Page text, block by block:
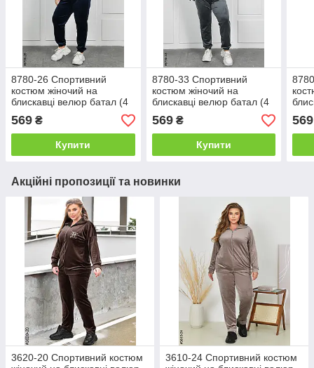
8780-26 Спортивний
костюм жіночий на
блискавці велюр батал (4
од: 54,56,58,60)
569 ₴
Купити
8780-33 Спортивний
костюм жіночий на
блискавці велюр батал (4
од: 54,56,58,60)
569₴
Купити
од:
569
Акційні пропозиції та новинки
3620-20 Спортивний костюм
3610-24 Спортивний костюм